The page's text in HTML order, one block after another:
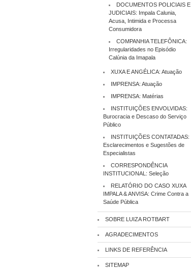
DOCUMENTOS POLICIAIS E
JUDICIAIS: Impala Calunia,
Acusa, Intimida e Processa
Consumidora
COMPANHIA TELEFÔNICA:
Irregularidades no Episódio
Calúnia da Imapala
XUXA E ANGÉLICA: Atuação
IMPRENSA: Atuação
IMPRENSA: Matérias
INSTITUIÇÕES ENVOLVIDAS:
Burocracia e Descaso do Serviço
Público
INSTITUIÇÕES CONTATADAS:
Esclarecimentos e Sugestões de
Especialistas
CORRESPONDÊNCIA
INSTITUCIONAL: Seleção
RELATÓRIO DO CASO XUXA
IMPALA & ANVISA: Crime Contra a
Saúde Pública
SOBRE LUIZA ROTBART
AGRADECIMENTOS
LINKS DE REFERÊNCIA
SITEMAP